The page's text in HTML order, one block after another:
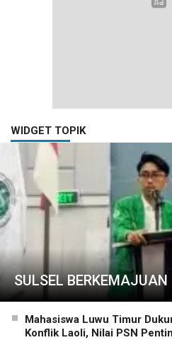
WIDGET TOPIK
SULSEL BERKEMAJUAN
Mahasiswa Luwu Timur
Konflik Laoli, Nilai PSN